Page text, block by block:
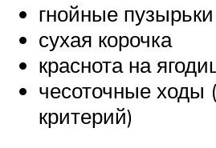
гнойные пузырьки
сухая корочка
краснота на
чесоточные
критерий)